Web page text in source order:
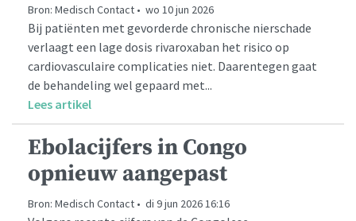
Bron: Medisch Contact • wo 10 jun 2026
Bij patiënten met gevorderde chronische nierschade
verlaagt een lage dosis rivaroxaban het risico op
cardiovasculaire complicaties niet. Daarentegen gaat
de behandeling wel gepaard met...
Lees artikel
Ebolacijfers in Congo
opnieuw aangepast
Bron: Medisch Contact • di 9 jun 2026 16:16